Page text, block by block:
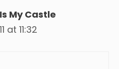
My Castle
at 11:32